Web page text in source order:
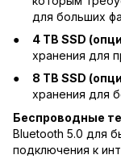
для больших
4 TB SSD
хранения для
8 TB SSD
хранения для
Беспроводные
Bluetooth 5.0 для
подключения к